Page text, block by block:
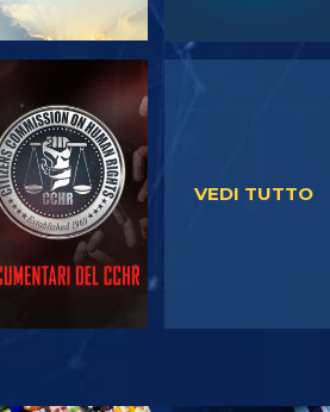
GUARDA
VEDI TUTTO